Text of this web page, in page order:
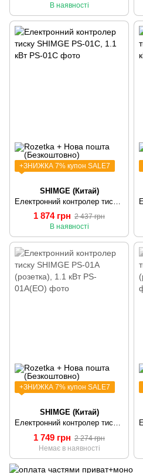
В наявності
+ЗНИЖКА 7% купон SALE7
SHIMGE (Китай)
1 874 грн 2 437 грн
В наявності
+ЗНИЖКА 7% купон SALE7
SHIMGE (Китай)
Електронний контролер тиску SHIMGE PS-01A (розетка), 1.1 кВт
1 749 грн 2 274 грн
Немає в наявності